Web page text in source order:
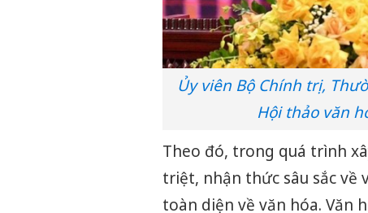
Ủy viên Bộ Chính trị,
Hội thảo văn
Theo đó, trong quá trình
triệt, nhận thức sâu sắc về
toàn diện về văn hóa. Văn